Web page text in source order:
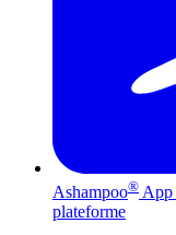
Ashampoo® App
plateforme